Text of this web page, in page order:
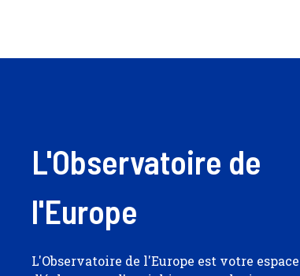
L'Observatoire de
l'Europe
L'Observatoire de l'Europe est votre espace